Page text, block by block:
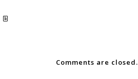
Comments are closed.